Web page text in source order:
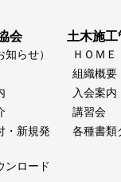
会
知らせ）
・新規発
ンロード
土木施
ＨＯＭＥ
組織概要
入会案内
講習会
各種書類